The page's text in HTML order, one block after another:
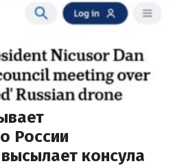
России
консула